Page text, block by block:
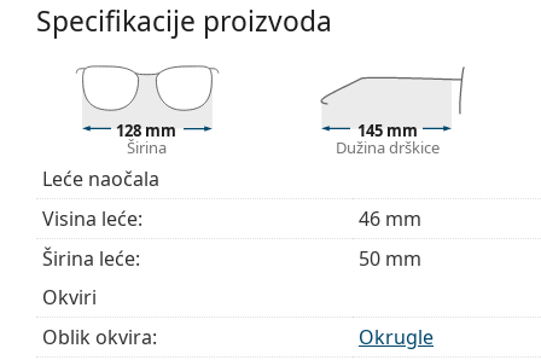
Naočale isporučujemo s originalnom futrolom. Boja
Krpa koja se nalazi u pakiranju idealna je za
sadržavati tekstilnu vrećicu.
Istražite cijelu ponudu
dioptrijskih naočala kako biste
kupnju naočala ako trebate pomoć pri odabiru.
Ovo je medicinski proizvod. Prije uporabe pročitajte
Specifikacije proizvoda
128 mm
Širina
145 mm
Dužina drškice
Leće naočala
Visina leće:
46 mm
Širina leće:
50 mm
Okviri
Oblik okvira:
Okrugle